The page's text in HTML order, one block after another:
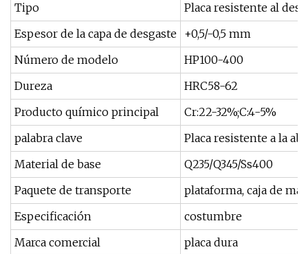
Tipo
Placa resistente al
Espesor de la capa de desgaste +0,5/-0,5 mm
Número de modelo
HP100-400
Dureza
HRC58-62
Producto químico principal
Cr:22-32%;C:4-5%
palabra clave
Placa resistente a la
Material de base
Q235/Q345/Ss400
Paquete de transporte
plataforma, caja de
Especificación
costumbre
Marca comercial
placa dura